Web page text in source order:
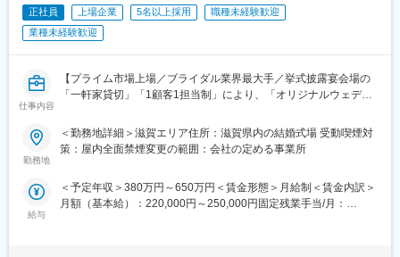
地域特性に関するマーケティング調査を行い、その特性を反映し
た式場のプロデュースを行います。その地域での文化や風習を理
解し、お客様の指向性や価値観に合わせた戦略策定をすることが
重要です。
◆イベントの企画や実施のサポート
マーケティングを通じ自店舗の価値をどのように高めていくか、
施策を策定し実現をしていただきます。社内プロジェクト等新た
■転勤について：
ております。その為、ご家族の事情がある方については転勤せず
その場に残る選択肢もございます。また人によっては転勤打診が
正社員 上場企業 5名以上採用
職種未経験歓迎
業種未経験歓迎
仕事内容
【プライム市場上場／ブライダル業界最大手／挙式披露宴会場の
「一軒家貸切」「1顧客1担当制」により、「オリジナルウェディ
ご入社後は約半年-2年程ウェディングプランナーとして現場を経
験、及びマネージャー候補研修を受けて頂き、自社が展開してい
■仕事内容：
【ウェディングプランナー】
勤務地
＜勤務地詳細＞滋賀エリア住所：滋賀県内の結婚式場 受動喫煙対
策：屋内全面禁煙変更の範囲：会社の定める事業所
給与
＜予定年収＞380万円～650万円＜賃金形態＞月給制＜賃金内訳＞
月額（基本給）：220,000円～250,000円固定残業手当/月：